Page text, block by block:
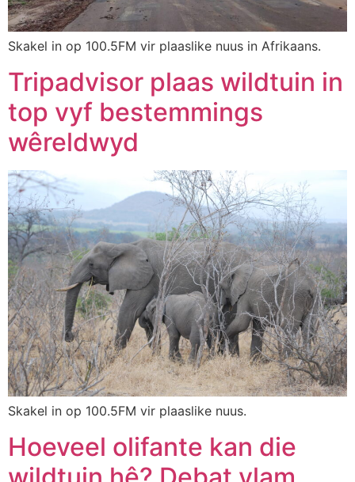
Skakel in op 100.5FM vir plaaslike nuus in Afrikaans.
Tripadvisor plaas wildtuin in
top vyf bestemmings
wêreldwyd
Skakel in op 100.5FM vir plaaslike nuus.
Hoeveel olifante kan die